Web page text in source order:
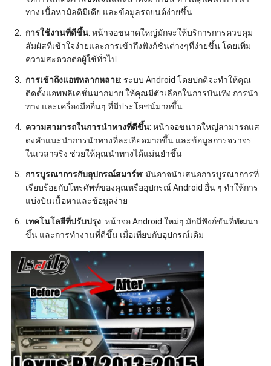
ทาง เนื้อหามัลติมีเดีย และข้อมูลรถยนต์ง่ายขึ้น
การใช้งานที่ดีขึ้น: หน้าจอขนาดใหญ่มักจะให้บริการการควบคุม
สัมผัสที่เข้าใจง่ายและการเข้าถึงฟังก์ชันต่างๆที่ง่ายขึ้น โดยเพิ่ม
ความสะดวกต่อผู้ใช้ทั่วไป
การเข้าถึงแอพหลากหลาย: ระบบ Android โดยปกติจะทําให้คุณ
ติดตั้งแอพพลิเคชั่นมากมาย ให้คุณมีตัวเลือกในการบันเทิง การนํา
ทาง และเครื่องมืออื่นๆ ที่มีประโยชน์มากขึ้น
ความสามารถในการนําทางที่ดีขึ้น: หน้าจอขนาดใหญ่สามารถแส
ดงคําแนะนําการนําทางที่ละเอียดมากขึ้น และข้อมูลการจราจร
ในเวลาจริง ช่วยให้คุณนําทางได้แม่นยําขึ้น
การบูรณาการกับอุปกรณ์สมาร์ท: มันอาจนําเสนอการบูรณาการที่
เรียบร้อยกับโทรศัพท์ของคุณหรืออุปกรณ์ Android อื่น ๆ ทําให้การ
แบ่งปันเนื้อหาและข้อมูลง่าย
เทคโนโลยีที่ปรับปรุง: หน้าจอ Android ใหม่ๆ มักมีฟังก์ชันที่พัฒนา
ขึ้น และการทํางานที่ดีขึ้น เมื่อเทียบกับอุปกรณ์เดิม